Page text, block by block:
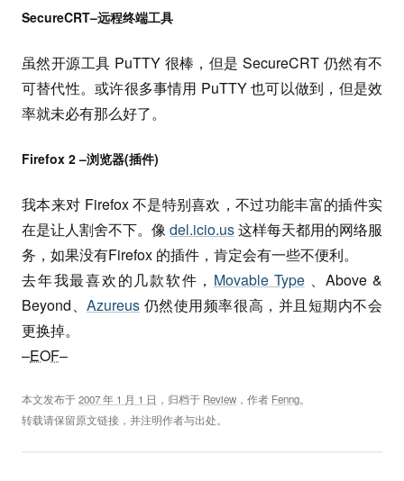
SecureCRT–远程终端工具
虽然开源工具 PuTTY 很棒，但是 SecureCRT 仍然有不
可替代性。或许很多事情用 PuTTY 也可以做到，但是效
率就未必有那么好了。
Firefox 2 –浏览器(插件)
我本来对 Firefox 不是特别喜欢，不过功能丰富的插件实
在是让人割舍不下。像 del.icio.us这样每天都用的网络服
务，如果没有Firefox 的插件，肯定会有一些不便利。
去年我最喜欢的几款软件， Movable Type、Above &
Beyond、Azureus 仍然使用频率很高，并且短期内不会
更换掉。
–EOF–
本文发布于2007 年 1 月 1 日 ，归档于 Review ，作者 Fenng。
转载请保留原文链接，并注明作者与出处。